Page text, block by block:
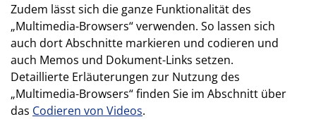
Zudem lässt sich die ganze Funktionalität des
„Multimedia-Browsers“ verwenden. So lassen sich
auch dort Abschnitte markieren und codieren und
auch Memos und Dokument-Links setzen.
Detaillierte Erläuterungen zur Nutzung des
„Multimedia-Browsers“ finden Sie im Abschnitt über
das Codieren von Videos.